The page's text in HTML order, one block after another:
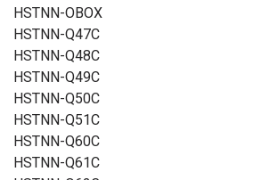
HSTNN-OBOX
HSTNN-Q47C
HSTNN-Q48C
HSTNN-Q49C
HSTNN-Q50C
HSTNN-Q51C
HSTNN-Q60C
HSTNN-Q61C